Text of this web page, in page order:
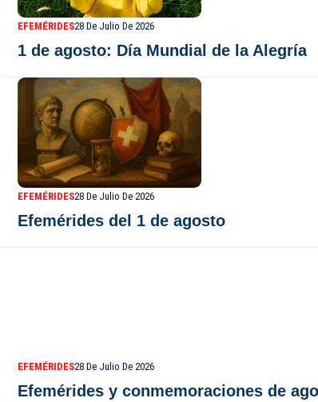
EFEMÉRIDES28 De Julio De 2026
1 de agosto: Día Mundial de la Alegría
EFEMÉRIDES28 De Julio De 2026
Efemérides del 1 de agosto
EFEMÉRIDES28 De Julio De 2026
Efemérides y conmemoraciones de